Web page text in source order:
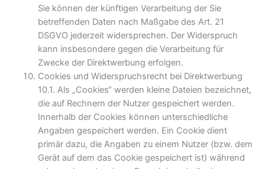
Sie können der künftigen Verarbeitung der Sie
betreffenden Daten nach Maßgabe des Art. 21
DSGVO jederzeit widersprechen. Der Widerspruch
kann insbesondere gegen die Verarbeitung für
Zwecke der Direktwerbung erfolgen.
Cookies und Widerspruchsrecht bei Direktwerbung
10.1. Als „Cookies“ werden kleine Dateien bezeichnet,
die auf Rechnern der Nutzer gespeichert werden.
Innerhalb der Cookies können unterschiedliche
Angaben gespeichert werden. Ein Cookie dient
primär dazu, die Angaben zu einem Nutzer (bzw. dem
Gerät auf dem das Cookie gespeichert ist) während